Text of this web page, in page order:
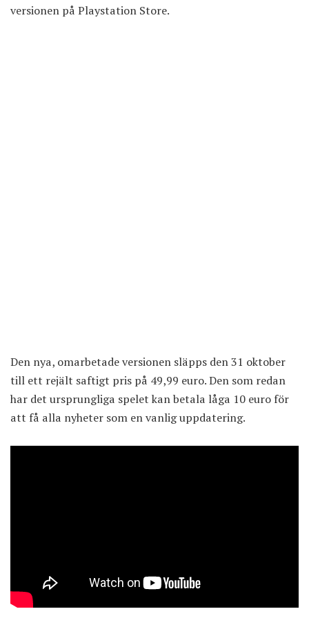
versionen på Playstation Store.
Den nya, omarbetade versionen släpps den 31 oktober
till ett rejält saftigt pris på 49,99 euro. Den som redan
har det ursprungliga spelet kan betala låga 10 euro för
att få alla nyheter som en vanlig uppdatering.